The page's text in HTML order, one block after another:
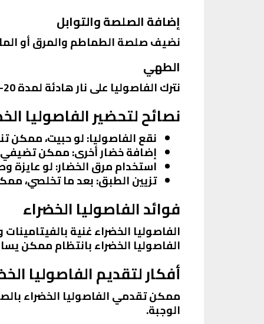
إضافة الصلصة والتوابل
نضيف صلصة الطماطم والمرق أو
الطهي
نترك الفاصوليا على نار هادئة لمدة 20-30 دقيقة، لحد ما تنضج تمامًا. ممكن نضيف شوية ماء لو حسينا إن الصلصة جافة.
نصائح لتحضير الفاصوليا
نقع الفاصوليا: لو حبيت، ممكن تنقع الفاصوليا
إضافة خضار أخرى: ممكن تضيفي
استخدام مرق الخضار: لو عايزة
تزيين الطبق: بعد ما تخلصي،
فوائد الفاصوليا الخضراء
الفاصوليا الخضراء بانتظام ممكن
أفكار لتقديم الفاصوليا
ممكن تقدمي الفاصوليا الخضراء
الوجبة.